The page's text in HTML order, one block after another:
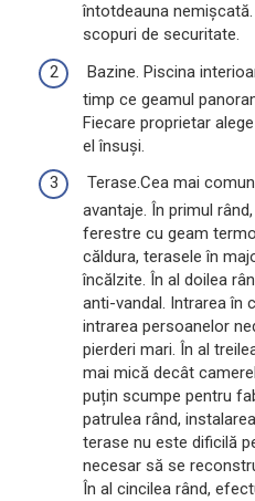
întotdeauna
scopuri de securitate.
Bazine. Piscina
timp ce geamul
Fiecare proprietar
el însuși.
Terase.Cea mai
avantaje. În primul
ferestre cu geam
căldura, terasele în
încălzite. În al doilea
anti-vandal. Intrarea în
intrarea persoanelor
pierderi mari. În al
mai mică decât
puțin scumpe pentru
patrulea rând,
terase nu este dificilă
necesar să se
În al cincilea rând,